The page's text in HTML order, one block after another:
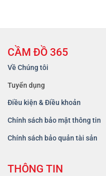
CẦM ĐỒ 365
Về Chúng tôi
Tuyển dụng
Điều kiện & Điều khoản
Chính sách bảo mật thông tin
Chính sách bảo quản tài sản
THÔNG TIN